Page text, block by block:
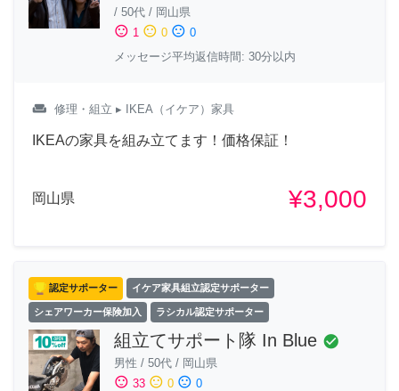
/ 50代 / 岡山県
sentiment_satisfied 1 sentiment_neutral 0 sentiment_dissatisfied 0
メッセージ平均返信時間: 30分以内
weekend 修理・組立 ▸ IKEA（イケア）家具
IKEAの家具を組み立てます！価格保証！
岡山県 ¥3,000
認定サポーター イケア家具組立認定サポーター
シェアワーカー保険加入 ラシカル認定サポーター
組立てサポート隊 In Blue check_circle
男性 / 50代 / 岡山県
sentiment_satisfied 33 sentiment_neutral 0 sentiment_dissatisfied 0